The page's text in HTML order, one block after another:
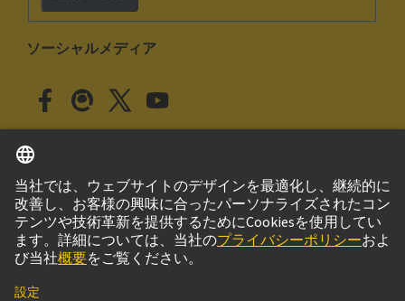
ソーシャルメディア
日本 日本語
© ハーティング株式会社